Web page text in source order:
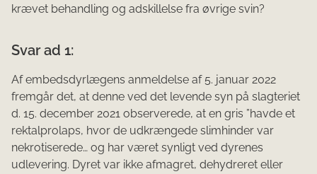
krævet behandling og adskillelse fra øvrige svin?
Svar ad 1:
Af embedsdyrlægens anmeldelse af 5. januar 2022
fremgår det, at denne ved det levende syn på slagteriet
d. 15. december 2021 observerede, at en gris ”havde et
rektalprolaps, hvor de udkrængede slimhinder var
nekrotiserede… og har været synligt ved dyrenes
udlevering. Dyret var ikke afmagret, dehydreret eller